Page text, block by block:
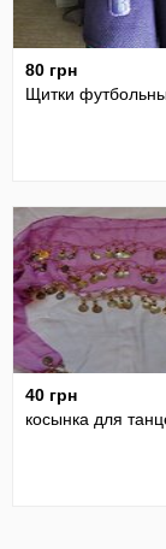
80 грн
Щитки
40 грн
косынка для